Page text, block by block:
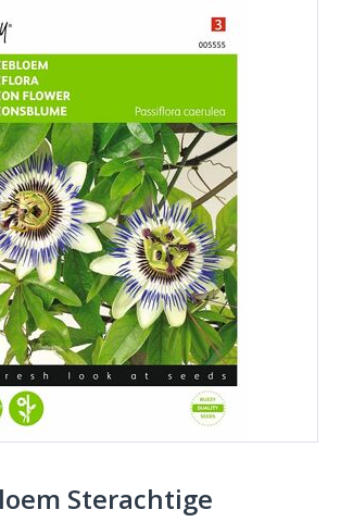
Sterachtige